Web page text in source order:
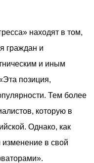
находят в том,
граждан и
и иным
позиция,
Тем более
которую в
Однако, как
в свой